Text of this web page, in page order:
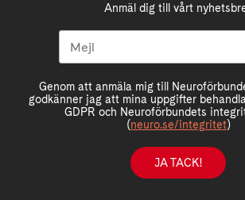
Anmäl dig till vårt
Genom att anmäla mig till
godkänner jag att mina uppgifter
GDPR och Neuroförbundets
(neuro.se/integritet)
JA TACK!